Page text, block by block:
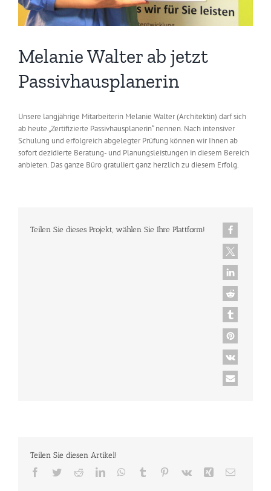
Melanie Walter ab jetzt
Passivhausplanerin
Unsere langjährige Mitarbeiterin Melanie Walter (Architektin) darf sich
ab heute „Zertifizierte Passivhausplanerin“ nennen. Nach intensiver
Schulung und erfolgreich abgelegter Prüfung können wir Ihnen ab
sofort dezidierte Beratung- und Planungsleistungen in diesem Bereich
anbieten. Das ganze Büro gratuliert ganz herzlich zu diesem Erfolg.
Teilen Sie dieses Projekt, wählen Sie Ihre Plattform!
Teilen Sie diesen Artikel!
Facebook
TwitterRedditLinkedInWhatsApp
Tumblr Pinterest
Vk Xing E-